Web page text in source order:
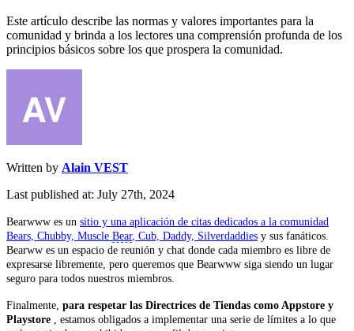
Este artículo describe las normas y valores importantes para la
comunidad y brinda a los lectores una comprensión profunda de los
principios básicos sobre los que prospera la comunidad.
Written by Alain VEST
Last published at: July 27th, 2024
Bearwww es un sitio y una aplicación de citas dedicados a la comunidad
Bears, Chubby, Muscle Bear, Cub, Daddy, Silverdaddies y sus fanáticos.
Bearww es un espacio de reunión y chat donde cada miembro es libre de
expresarse libremente, pero queremos que Bearwww siga siendo un lugar
seguro para todos nuestros miembros.
Finalmente, para respetar las Directrices de Tiendas como Appstore y
Playstore , estamos obligados a implementar una serie de límites a lo que